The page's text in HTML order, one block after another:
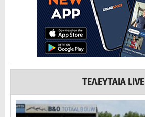
ΤΕΛΕΥΤΑΙΑ LIVE